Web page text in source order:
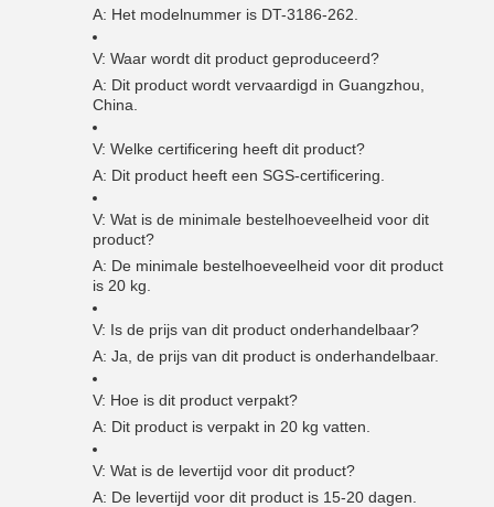
A: Het modelnummer is DT-3186-262.
V: Waar wordt dit product geproduceerd?
A: Dit product wordt vervaardigd in Guangzhou,
China.
V: Welke certificering heeft dit product?
A: Dit product heeft een SGS-certificering.
V: Wat is de minimale bestelhoeveelheid voor dit
product?
A: De minimale bestelhoeveelheid voor dit product
is 20 kg.
V: Is de prijs van dit product onderhandelbaar?
A: Ja, de prijs van dit product is onderhandelbaar.
V: Hoe is dit product verpakt?
A: Dit product is verpakt in 20 kg vatten.
V: Wat is de levertijd voor dit product?
A: De levertijd voor dit product is 15-20 dagen.